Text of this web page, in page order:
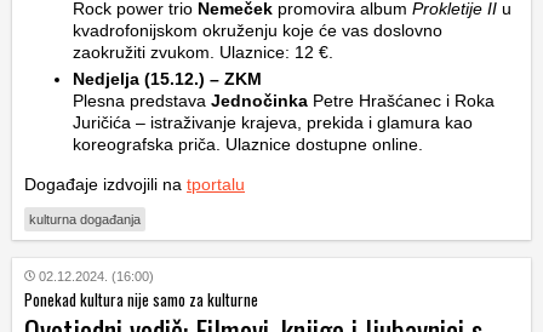
Rock power trio Nemeček promovira album Prokletije II u
kvadrofonijskom okruženju koje će vas doslovno
zaokružiti zvukom. Ulaznice: 12 €.
Nedjelja (15.12.) – ZKM
Plesna predstava Jednočinka Petre Hrašćanec i Roka
Juričića – istraživanje krajeva, prekida i glamura kao
koreografska priča. Ulaznice dostupne online.
Događaje izdvojili na tportalu
kulturna događanja
02.12.2024. (16:00)
Ponekad kultura nije samo za kulturne